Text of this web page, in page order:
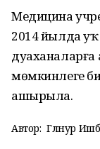
Медицина
2014 йылда
мөмкинлеге
ашырыла.
Автор: Гөлнур